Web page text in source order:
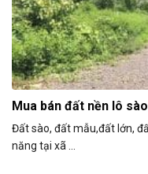
Mua bán đất nền lô
Đất sào, đất mẫu,đất lớn,
năng tại xã ...